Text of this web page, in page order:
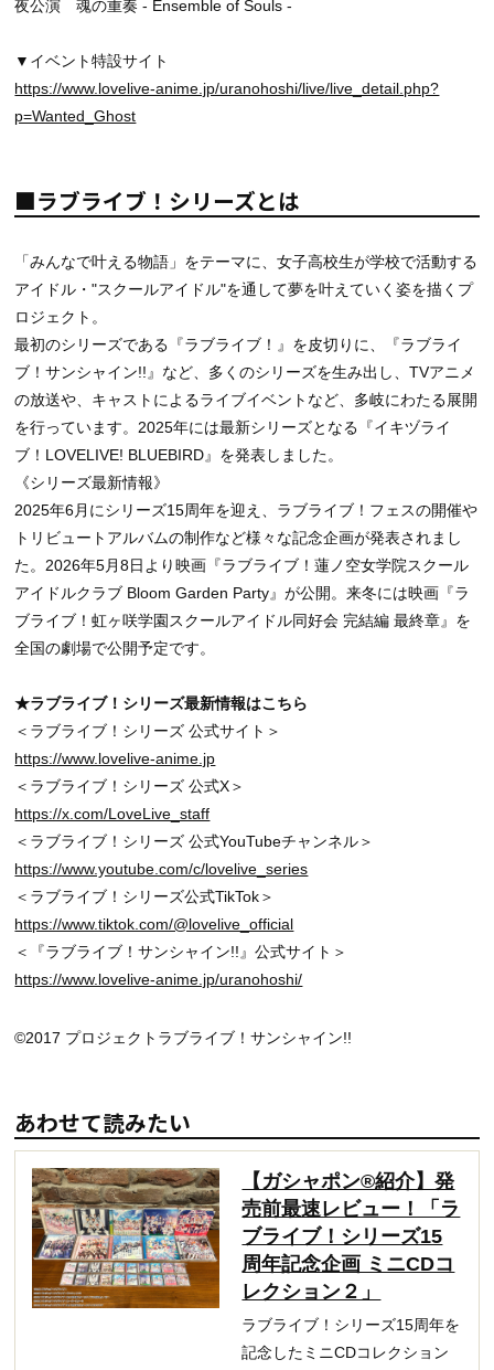
夜公演 魂の重奏 - Ensemble of Souls -
▼イベント特設サイト
https://www.lovelive-anime.jp/uranohoshi/live/live_detail.php?
p=Wanted_Ghost
■ラブライブ！シリーズとは
「みんなで叶える物語」をテーマに、女子高校生が学校で活動する
アイドル・"スクールアイドル"を通して夢を叶えていく姿を描くプ
ロジェクト。
最初のシリーズである『ラブライブ！』を皮切りに、『ラブライ
ブ！サンシャイン!!』など、多くのシリーズを生み出し、TVアニメ
の放送や、キャストによるライブイベントなど、多岐にわたる展開
を行っています。2025年には最新シリーズとなる『イキヅライ
ブ！LOVELIVE! BLUEBIRD』を発表しました。
《シリーズ最新情報》
2025年6月にシリーズ15周年を迎え、ラブライブ！フェスの開催や
トリビュートアルバムの制作など様々な記念企画が発表されまし
た。2026年5月8日より映画『ラブライブ！蓮ノ空女学院スクール
アイドルクラブ Bloom Garden Party』が公開。来冬には映画『ラ
ブライブ！虹ヶ咲学園スクールアイドル同好会 完結編 最終章』を
全国の劇場で公開予定です。
★ラブライブ！シリーズ最新情報はこちら
＜ラブライブ！シリーズ 公式サイト＞
https://www.lovelive-anime.jp
＜ラブライブ！シリーズ 公式X＞
https://x.com/LoveLive_staff
＜ラブライブ！シリーズ 公式YouTubeチャンネル＞
https://www.youtube.com/c/lovelive_series
＜ラブライブ！シリーズ公式TikTok＞
https://www.tiktok.com/@lovelive_official
＜『ラブライブ！サンシャイン!!』公式サイト＞
https://www.lovelive-anime.jp/uranohoshi/
©2017 プロジェクトラブライブ！サンシャイン!!
あわせて読みたい
【ガシャポン®紹介】発
売前最速レビュー！「ラ
ブライブ！シリーズ15
周年記念企画 ミニCDコ
レクション２」
ラブライブ！シリーズ15周年を
記念したミニCDコレクション